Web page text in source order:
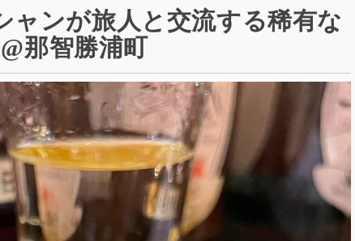
ャンが旅人と交流する稀有な
那智勝浦町